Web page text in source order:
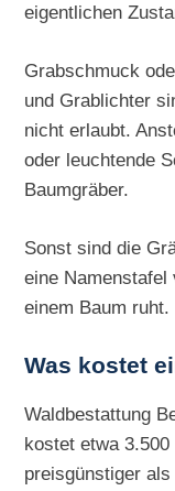
eigentlichen
Grabschmuck
und Grablichter
nicht erlaubt.
oder leuchtende
Baumgräber.
Sonst sind die
eine
einem Baum ruht.
Was kostet
Waldbestattung
kostet etwa
preisgünstiger